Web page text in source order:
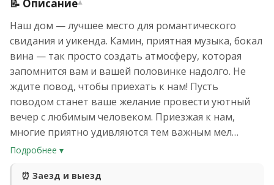
📝 Описание▾
Наш дом — лучшее место для романтического
свидания и уикенда. Камин, приятная музыка, бокал
вина — так просто создать атмосферу, которая
запомнится вам и вашей половинке надолго. Не
ждите повод, чтобы приехать к нам! Пусть
поводом станет ваше желание провести уютный
вечер с любимым человеком. Приезжая к нам,
многие приятно удивляются тем важным мел…
Подробнее ▾
⏰ Заезд и выезд